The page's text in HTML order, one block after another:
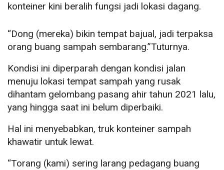
konteiner kini beralih fungsi jadi lokasi dagang.
“Dong (mereka) bikin tempat bajual, jadi terpaksa
orang buang sampah sembarang.”Tuturnya.
Kondisi ini diperparah dengan kondisi jalan
menuju lokasi tempat sampah yang rusak
dihantam gelombang pasang ahir tahun 2021 lalu,
yang hingga saat ini belum diperbaiki.
Hal ini menyebabkan, truk konteiner sampah
khawatir untuk lewat.
“Torang (kami) sering larang pedagang buang